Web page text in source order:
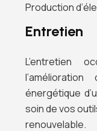
Production
Entretien
L’entretien
énergétique
soin de vos
renouvelable.